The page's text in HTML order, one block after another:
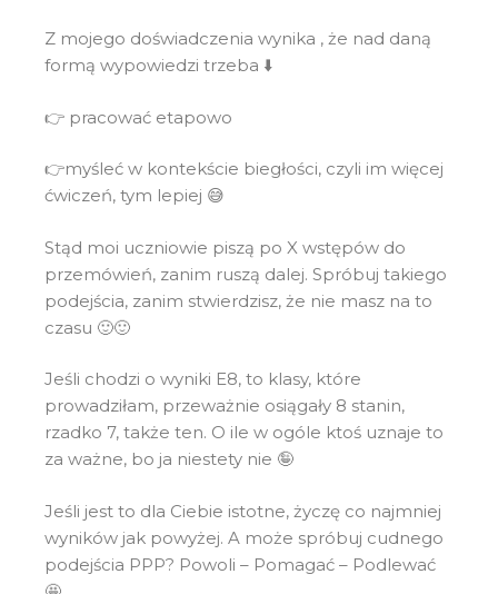
Z mojego doświadczenia wynika , że nad daną
formą wypowiedzi trzeba ⬇️
👉 pracować etapowo
👉myśleć w kontekście biegłości, czyli im więcej
ćwiczeń, tym lepiej 😅
Stąd moi uczniowie piszą po X wstępów do
przemówień, zanim ruszą dalej. Spróbuj takiego
podejścia, zanim stwierdzisz, że nie masz na to
czasu 🙂🙂
Jeśli chodzi o wyniki E8, to klasy, które
prowadziłam, przeważnie osiągały 8 stanin,
rzadko 7, także ten. O ile w ogóle ktoś uznaje to
za ważne, bo ja niestety nie 🤪
Jeśli jest to dla Ciebie istotne, życzę co najmniej
wyników jak powyżej. A może spróbuj cudnego
podejścia PPP? Powoli – Pomagać – Podlewać